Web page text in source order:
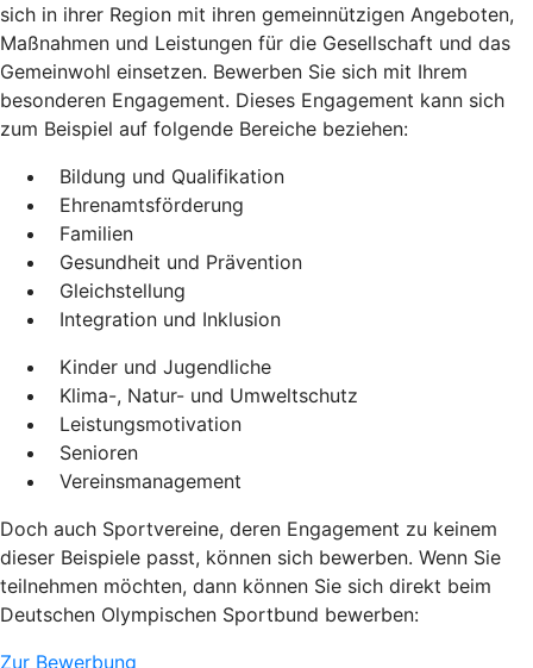
sich in ihrer Region mit ihren gemeinnützigen Angeboten,
Maßnahmen und Leistungen für die Gesellschaft und das
Gemeinwohl einsetzen. Bewerben Sie sich mit Ihrem
besonderen Engagement. Dieses Engagement kann sich
zum Beispiel auf folgende Bereiche beziehen:
Bildung und Qualifikation
Ehrenamtsförderung
Familien
Gesundheit und Prävention
Gleichstellung
Integration und Inklusion
Kinder und Jugendliche
Klima-, Natur- und Umweltschutz
Leistungsmotivation
Senioren
Vereinsmanagement
Doch auch Sportvereine, deren Engagement zu keinem
dieser Beispiele passt, können sich bewerben. Wenn Sie
teilnehmen möchten, dann können Sie sich direkt beim
Deutschen Olympischen Sportbund bewerben:
Zur Bewerbung